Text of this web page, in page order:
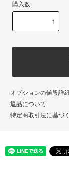
購入数
オプションの値段詳
返品について
特定商取引法に基づ